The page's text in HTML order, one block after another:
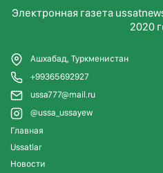
Электронная газета
2020
Ашхабад, Туркменистан
+99365692927
ussa777@mail.ru
@ussa_ussayew
Главная
Ussatlar
Новости